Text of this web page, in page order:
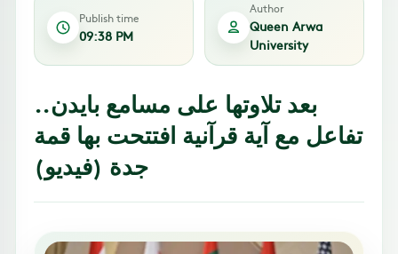
Publish time
09:38 PM
Author
Queen Arwa
University
بعد تلاوتها على مسامع بايدن..
تفاعل مع آية قرآنية افتتحت بها قمة